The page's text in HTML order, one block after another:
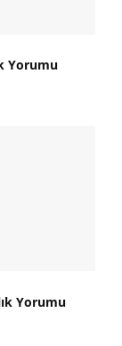
Yorumu
Yorumu